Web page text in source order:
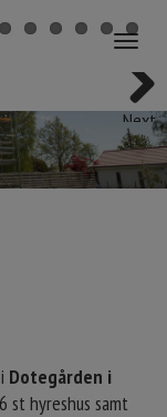
Toggle
Next
Dotegården i
st hyreshus samt